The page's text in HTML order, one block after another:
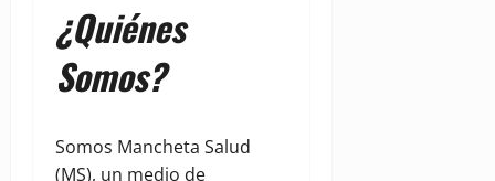
¿Quiénes
Somos?
Somos Mancheta Salud
(MS), un medio de